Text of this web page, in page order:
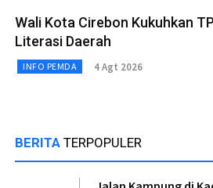
Wali Kota Cirebon Kukuhkan
Literasi Daerah
INFO PEMDA 4 Agt 2026
BERITA TERPOPULER